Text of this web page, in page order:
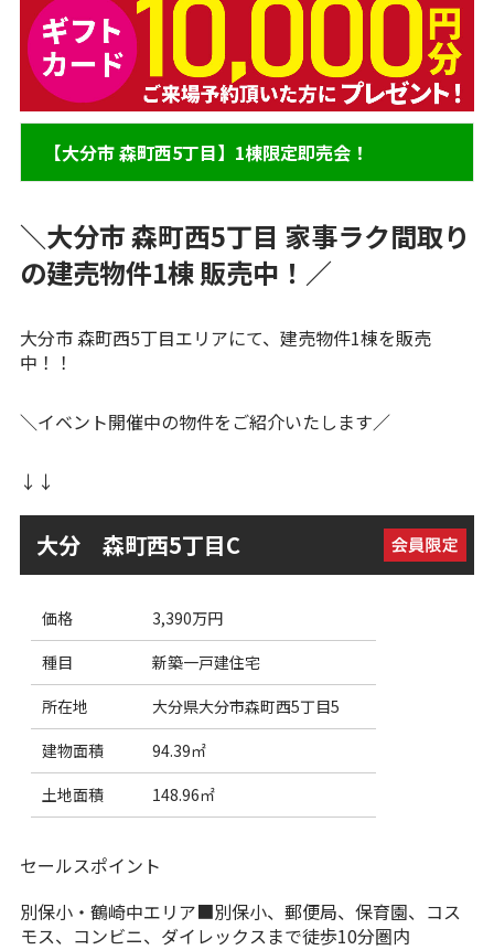
【大分市 森町西5丁目】1棟限定即売会！
＼大分市 森町西5丁目 家事ラク間取り
の建売物件1棟 販売中！／
大分市 森町西5丁目エリアにて、建売物件1棟を販売
中！！
＼イベント開催中の物件をご紹介いたします／
↓↓
大分 森町西5丁目C
価格
3,390万円
種目
新築一戸建住宅
所在地
大分県大分市森町西5丁目5
建物面積
94.39㎡
土地面積
148.96㎡
セールスポイント
別保小・鶴崎中エリア■別保小、郵便局、保育園、コス
モス、コンビニ、ダイレックスまで徒歩10分圏内